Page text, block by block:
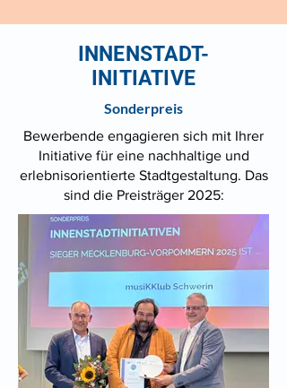
INNENSTADT-
INITIATIVE
Sonderpreis
Bewerbende engagieren sich mit Ihrer
Initiative für eine nachhaltige und
erlebnisorientierte Stadtgestaltung. Das
sind die Preisträger 2025: